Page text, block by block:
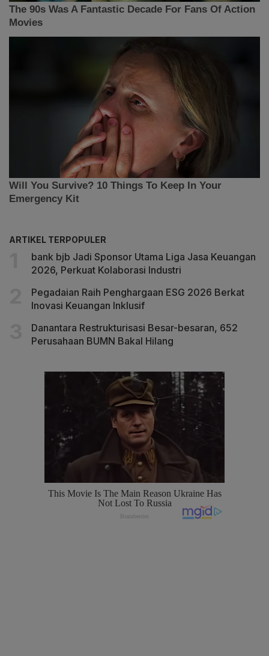
ARTIKEL TERPOPULER
bank bjb Jadi Sponsor Utama Liga Jasa Keuangan
2026, Perkuat Kolaborasi Industri
Pegadaian Raih Penghargaan ESG 2026 Berkat
Inovasi Keuangan Inklusif
Danantara Restrukturisasi Besar-besaran, 652
Perusahaan BUMN Bakal Hilang